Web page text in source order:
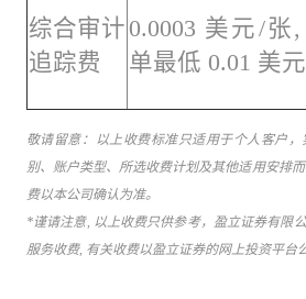
综合审计
追踪费
0.0003 美元/张
单最低 0.01 美元
敬请留意：以上收费标准只适用于个人客户
别、账户类型、所选收费计划及其他适用安排
费以本公司确认为准。
*谨请注意, 以上收费只供参考，盈立证券有限
服务收费, 有关收费以盈立证券的网上投资平台